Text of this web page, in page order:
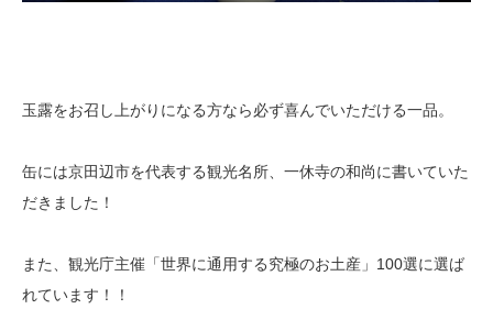
玉露をお召し上がりになる方なら必ず喜んでいただける一品。
缶には京田辺市を代表する観光名所、一休寺の和尚に書いていた
だきました！
また、観光庁主催「世界に通用する究極のお土産」100選に選ば
れています！！